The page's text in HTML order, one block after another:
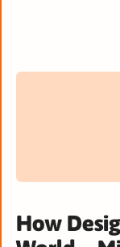
How